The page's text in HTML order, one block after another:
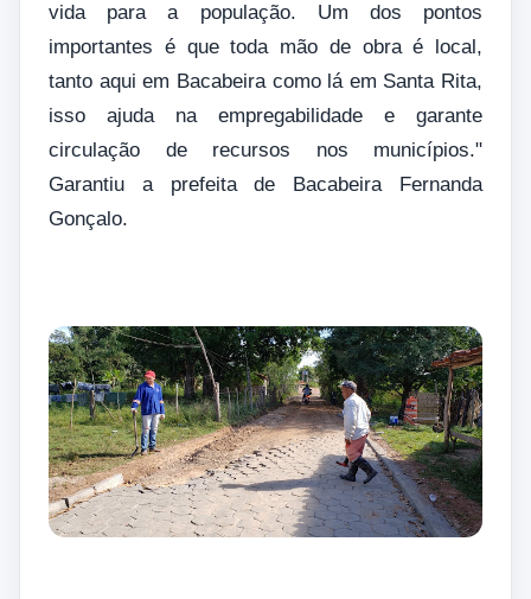
vida para a população. Um dos pontos
importantes é que toda mão de obra é local,
tanto aqui em Bacabeira como lá em Santa Rita,
isso ajuda na empregabilidade e garante
circulação de recursos nos municípios."
Garantiu a prefeita de Bacabeira Fernanda
Gonçalo.